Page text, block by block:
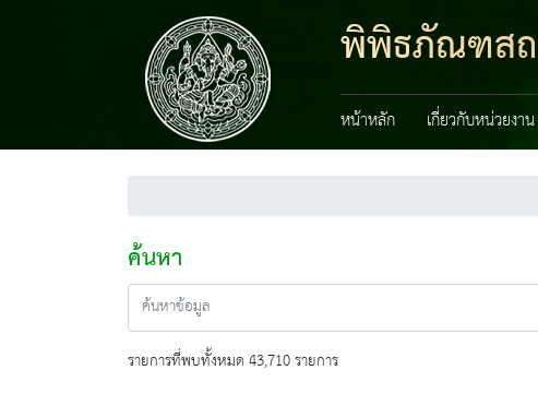
พิพิธภัณฑสถ
หน้าหลัก เกี่ยวกับหน่วยงาน
ค้นหา
รายการที่พบทั้งหมด 43,710 รายการ